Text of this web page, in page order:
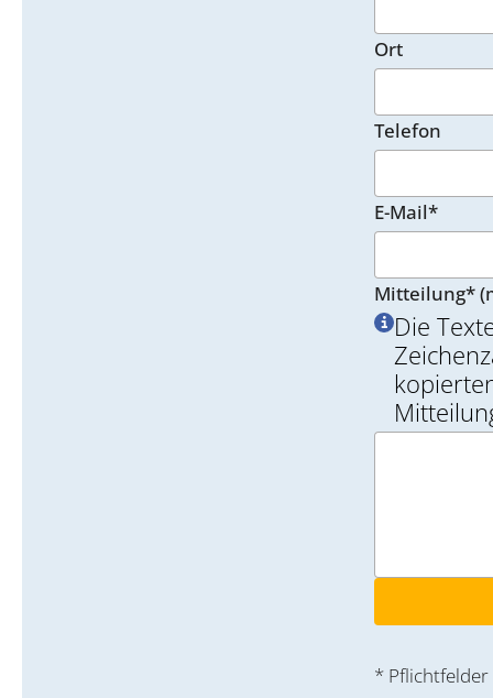
Ort
Telefon
E-Mail*
Die
Mitteilung*
* Pflichtfelder